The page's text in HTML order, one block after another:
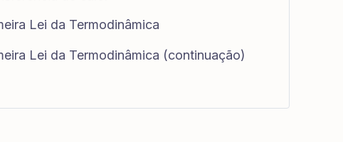
Lei da Termodinâmica
Lei da Termodinâmica (continuação)